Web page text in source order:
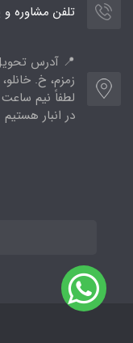
تلفن مشاوره و
📍 آدرس
لطفاً نیم
در انبار هستیم